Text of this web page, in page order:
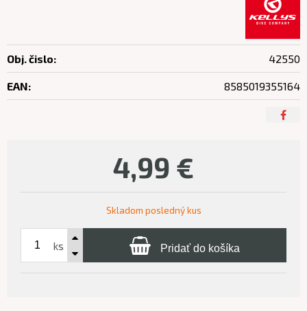
4,99 €
Skladom posledný kus
ks Pridať do košíka
Obj. čislo: 42550
EAN: 8585019355164